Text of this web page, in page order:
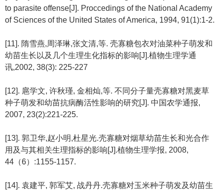
to parasite offense[J]. Proccedings of the National Academy
of Sciences of the United States of America, 1994, 91(1):1-2.
[11]. 隋雪燕,周泽琳,张文清,等. 壳寡糖包衣对油菜种子萌发和
幼苗生长以及几个生理生化指标的影响[J].植物生理学通
讯,2002, 38(3): 225-227
[12]. 扈学文, 许秋瑾, 金相灿,等. 不同分子量壳寡糖对黑麦草
种子萌发和幼苗抗病酶活性影响的研究[J]. 中国农学通报,
2007, 23(2):221-225.
[13]. 郭卫华,赵小明,杜星光.壳寡糖对烟草幼苗生长和光合作
用及与其相关生理指标的影响[J].植物生理学报, 2008,
44（6）:1155-1157.
[14]. 袁建平, 郭军艾, 战丹丹.壳寡糖对玉米种子萌发及幼苗生